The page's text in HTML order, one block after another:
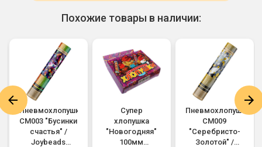
Похожие товары в наличии:
Пневмохлопушка
CM003 "Бусинки
счастья" /
Joybeads
Супер
хлопушка
"Новогодняя"
100мм
Пневмохлопушка
CM009
"Серебристо-
Золотой" /